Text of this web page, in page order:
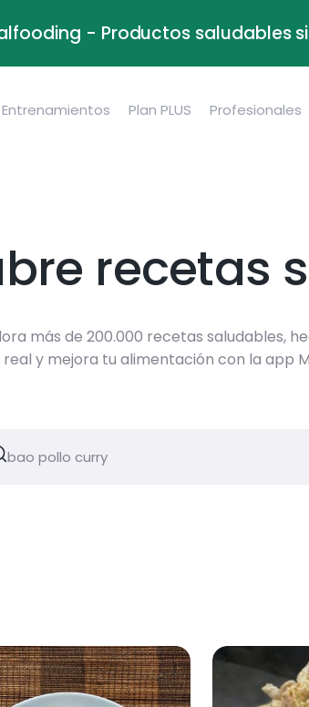
- Productos saludables
Entrenamientos Plan PLUS Profesionales
recetas
más de 200.000 recetas saludables,
real y mejora tu alimentación con la app